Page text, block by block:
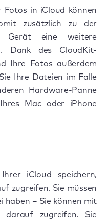
Fotos in iCloud können
zusätzlich zu der
Gerät eine weitere
Dank des CloudKit-
Ihre Fotos außerdem
Ihre Dateien im Falle
Hardware-Panne
Mac oder iPhone
iCloud speichern,
zugreifen. Sie müssen
haben – Sie können mit
darauf zugreifen. Sie